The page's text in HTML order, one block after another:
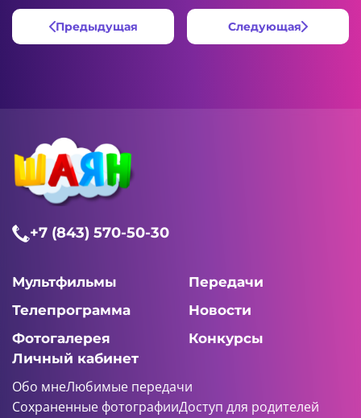
Предыдущая Следующая
+7 (843) 570-50-30
Мультфильмы
Передачи
Телепрограмма
Новости
Фотогалерея
Конкурсы
Личный кабинет
Обо мнеЛюбимые передачи
Сохраненные фотографииДоступ для родителей